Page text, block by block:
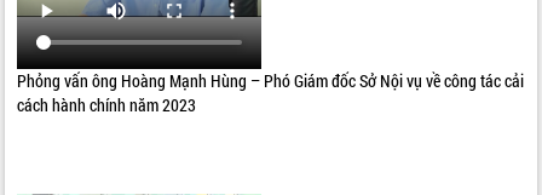
Phỏng vấn ông Hoàng Mạnh Hùng – Phó Giám đốc Sở Nội vụ về công tác cải
cách hành chính năm 2023